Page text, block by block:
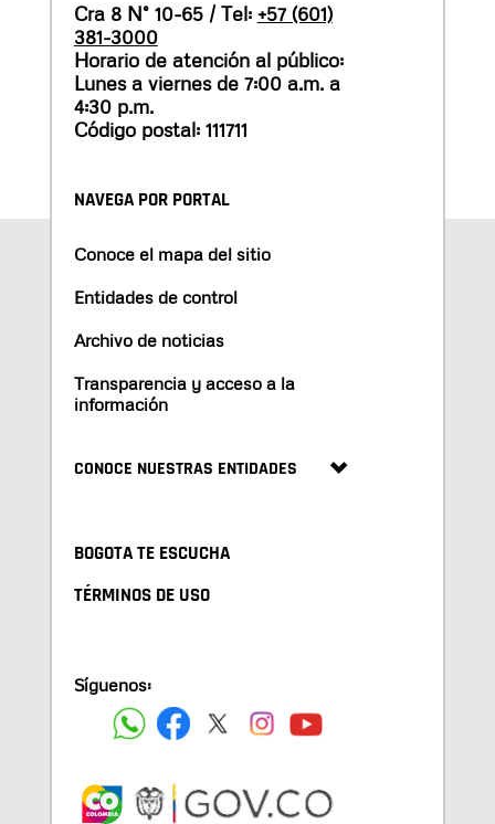
Cra 8 N° 10-65 / Tel: +57 (601)
381-3000
Horario de atención al público:
Lunes a viernes de 7:00 a.m. a
4:30 p.m.
Código postal: 111711
NAVEGA POR PORTAL
Conoce el mapa del sitio
Entidades de control
Archivo de noticias
Transparencia y acceso a la
información
CONOCE NUESTRAS ENTIDADES
BOGOTA TE ESCUCHA
TÉRMINOS DE USO
Síguenos: